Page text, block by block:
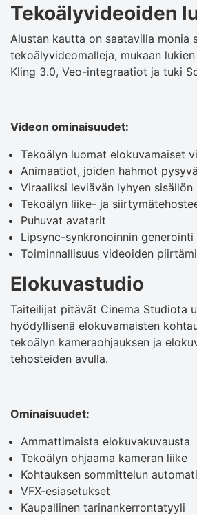
Tekoälyvideoiden
Alustan kautta on saatavilla monia
tekoälyvideomalleja, mukaan
Kling 3.0, Veo-integraatiot ja tuki
Videon ominaisuudet:
Tekoälyn luomat elokuvamaiset
Animaatiot, joiden hahmot
Viraaliksi leviävän lyhyen sisällön
Tekoälyn liike- ja
Puhuvat avatarit
Lipsync-synkronoinnin generointi
Toiminnallisuus videoiden
Elokuvastudio
Taiteilijat pitävät Cinema Studiota
hyödyllisenä elokuvamaisten
tekoälyn kameraohjauksen ja
tehosteiden avulla.
Ominaisuudet:
Ammattimaista elokuvakuvausta
Tekoälyn ohjaama kameran liike
Kohtauksen sommittelun
VFX-esiasetukset
Kaupallinen tarinankerrontatyyli